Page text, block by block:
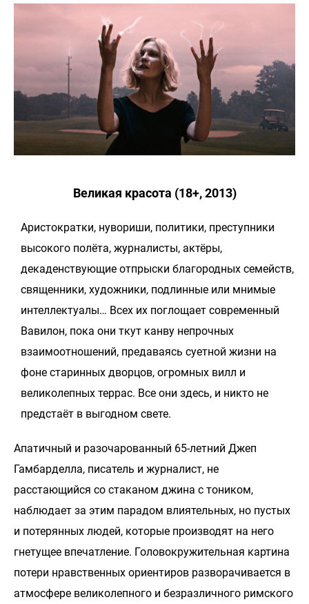
Великая красота (18+, 2013)
Аристократки, нувориши, политики, преступники
высокого полёта, журналисты, актёры,
декаденствующие отпрыски благородных семейств,
священники, художники, подлинные или мнимые
интеллектуалы… Всех их поглощает современный
Вавилон, пока они ткут канву непрочных
взаимоотношений, предаваясь суетной жизни на
фоне старинных дворцов, огромных вилл и
великолепных террас. Все они здесь, и никто не
предстаёт в выгодном свете.
Апатичный и разочарованный 65-летний Джеп
Гамбарделла, писатель и журналист, не
расстающийся со стаканом джина с тоником,
наблюдает за этим парадом влиятельных, но пустых
и потерянных людей, которые производят на него
гнетущее впечатление. Головокружительная картина
потери нравственных ориентиров разворачивается в
атмосфере великолепного и безразличного римского